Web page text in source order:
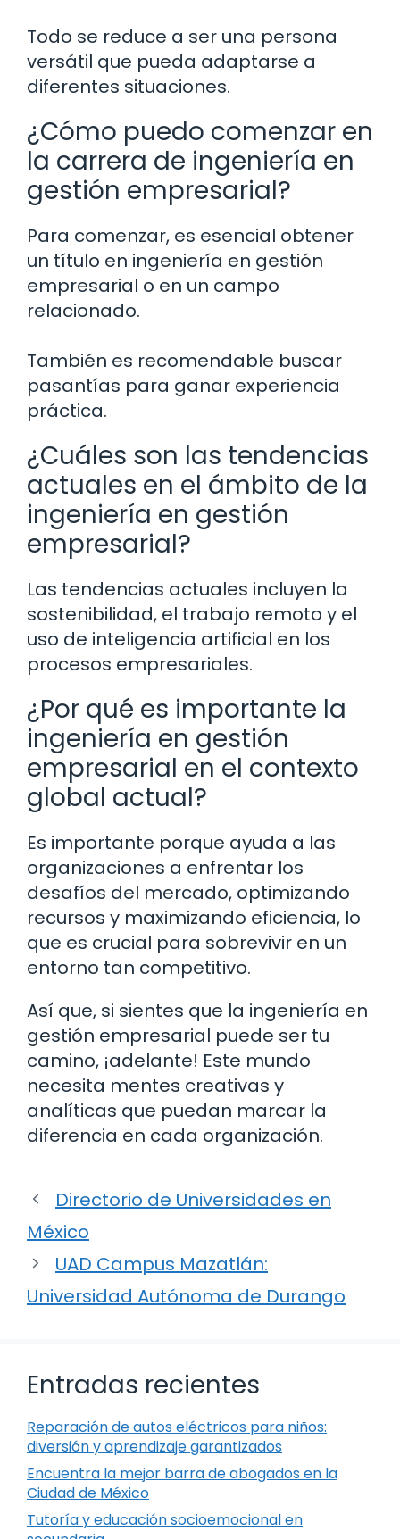
Todo se reduce a ser una persona
versátil que pueda adaptarse a
diferentes situaciones.
¿Cómo puedo comenzar en
la carrera de ingeniería en
gestión empresarial?
Para comenzar, es esencial obtener
un título en ingeniería en gestión
empresarial o en un campo
relacionado.
También es recomendable buscar
pasantías para ganar experiencia
práctica.
¿Cuáles son las tendencias
actuales en el ámbito de la
ingeniería en gestión
empresarial?
Las tendencias actuales incluyen la
sostenibilidad, el trabajo remoto y el
uso de inteligencia artificial en los
procesos empresariales.
¿Por qué es importante la
ingeniería en gestión
empresarial en el contexto
global actual?
Es importante porque ayuda a las
organizaciones a enfrentar los
desafíos del mercado, optimizando
recursos y maximizando eficiencia, lo
que es crucial para sobrevivir en un
entorno tan competitivo.
Así que, si sientes que la ingeniería en
gestión empresarial puede ser tu
camino, ¡adelante! Este mundo
necesita mentes creativas y
analíticas que puedan marcar la
diferencia en cada organización.
Directorio de Universidades en
México
UAD Campus Mazatlán:
Universidad Autónoma de Durango
Entradas recientes
Reparación de autos eléctricos para niños:
diversión y aprendizaje garantizados
Encuentra la mejor barra de abogados en la
Ciudad de México
Tutoría y educación socioemocional en